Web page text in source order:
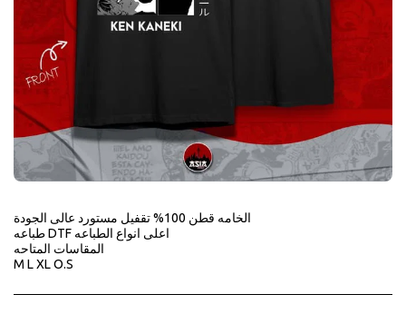
الخامه قطن 100% تقفيل مستورد عالى الجودة
طباعه DTF اعلى انواع الطباعه
المقاسات المتاحه
M L XL O.S